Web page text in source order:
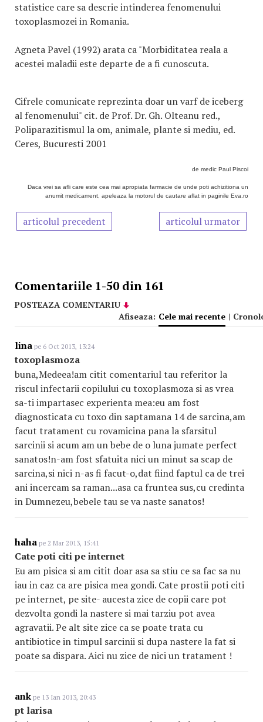
statistice care sa descrie intinderea fenomenului
toxoplasmozei in Romania.
Agneta Pavel (1992) arata ca "Morbiditatea reala a
acestei maladii este departe de a fi cunoscuta.
Cifrele comunicate reprezinta doar un varf de iceberg
al fenomenului" cit. de Prof. Dr. Gh. Olteanu red.,
Poliparazitismul la om, animale, plante si mediu, ed.
Ceres, Bucuresti 2001
de medic Paul Piscoi
Daca vrei sa afli care este cea mai apropiata farmacie de unde poti achizitiona un
anumit medicament, apeleaza la motorul de cautare aflat in paginile Eva.ro
articolul precedent articolul urmator
Comentariile 1-50 din 161
POSTEAZA COMENTARIU
Afiseaza: Cele mai recente |
lina pe 6 Oct 2013, 13:24
toxoplasmoza
buna,Medeea!am citit comentariul tau referitor la
riscul infectarii copilului cu toxoplasmoza si as vrea
sa-ti impartasec experienta mea:eu am fost
diagnosticata cu toxo din saptamana 14 de sarcina,am
facut tratament cu rovamicina pana la sfarsitul
sarcinii si acum am un bebe de o luna jumate perfect
sanatos!n-am fost sfatuita nici un minut sa scap de
sarcina,si nici n-as fi facut-o,dat fiind faptul ca de trei
ani incercam sa raman...asa ca fruntea sus,cu credinta
in Dumnezeu,bebele tau se va naste sanatos!
haha pe 2 Mar 2013, 15:41
Cate poti citi pe internet
Eu am pisica si am citit doar asa sa stiu ce sa fac sa nu
iau in caz ca are pisica mea gondi. Cate prostii poti citi
pe internet, pe site- aucesta zice de copii care pot
dezvolta gondi la nastere si mai tarziu pot avea
agravatii. Pe alt site zice ca se poate trata cu
antibiotice in timpul sarcinii si dupa nastere la fat si
poate sa dispara. Aici nu zice de nici un tratament !
ank pe 13 Ian 2013, 20:43
pt larisa